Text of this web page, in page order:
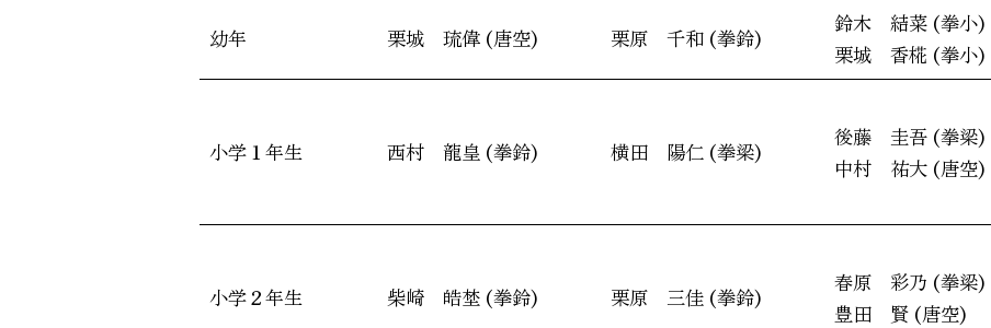
幼年 栗城 琉偉 (唐空) 栗原 千和 (拳鈴)
鈴木 結菜 (拳小)
栗城 香椛 (拳小)
小学１年生 西村 龍皇 (拳鈴) 横田 陽仁 (拳梁)
後藤 圭吾 (拳梁)
中村 祐大 (唐空)
小学２年生 柴崎 皓埜 (拳鈴) 栗原 三佳 (拳鈴)
春原 彩乃 (拳梁)
豊田 賢 (唐空)